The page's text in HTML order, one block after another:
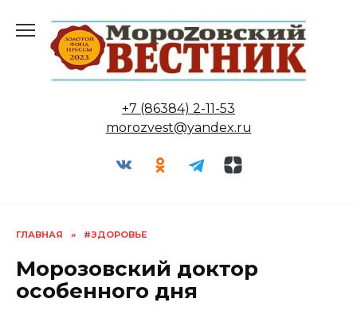
содержанию
+7 (86384) 2-11-53
morozvest@yandex.ru
ГЛАВНАЯ » #ЗДОРОВЬЕ
Морозовский доктор
особенного дня